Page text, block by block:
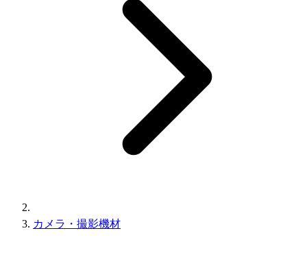
カメラ・撮影機材